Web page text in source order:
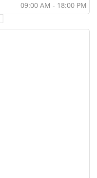
09:00 AM - 18:00 PM